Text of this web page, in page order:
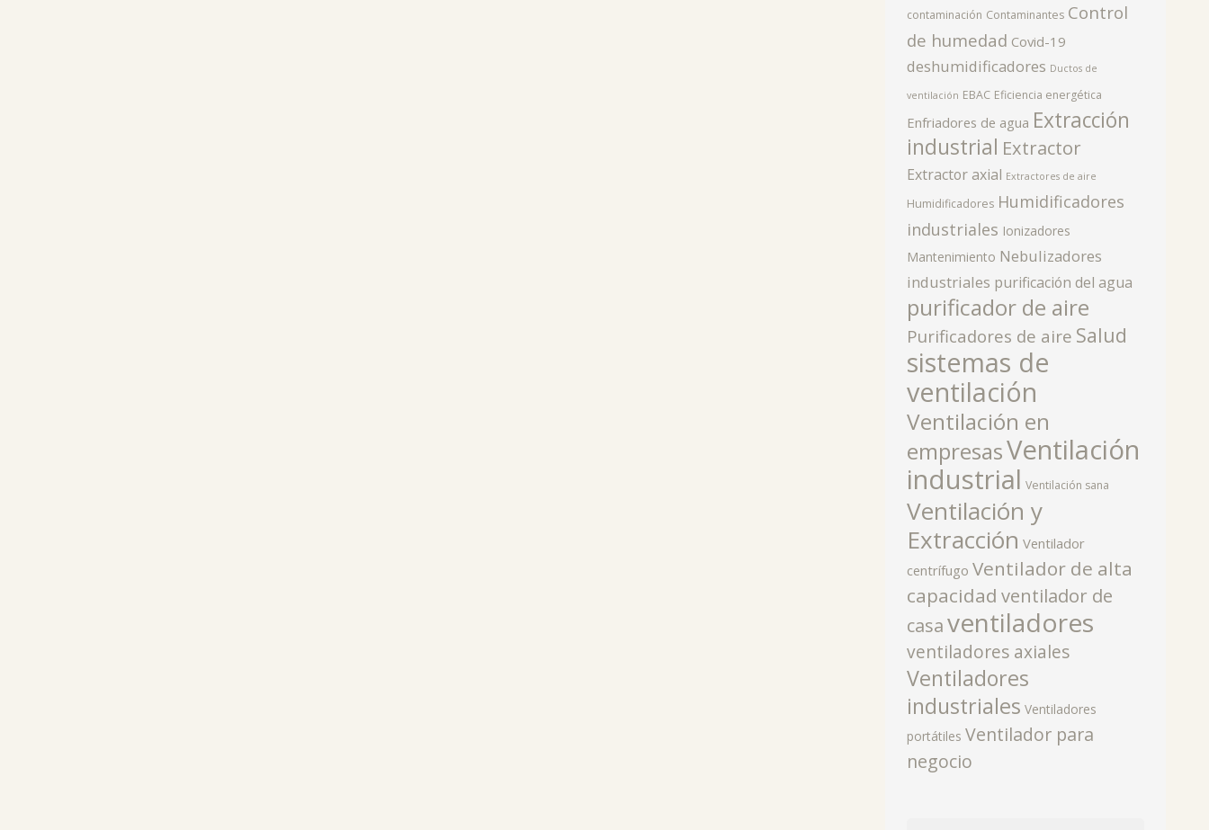
contaminación Contaminantes Control
de humedad Covid-19
deshumidificadores Ductos de
ventilación EBAC Eficiencia energética
Enfriadores de agua Extracción
industrial Extractor
Extractor axial Extractores de aire
Humidificadores Humidificadores
industriales Ionizadores
Mantenimiento Nebulizadores
industriales purificación del agua
purificador de aire
Purificadores de aire Salud
sistemas de
ventilación
Ventilación en
empresasVentilación
industrial Ventilación sana
Ventilación y
Extracción Ventilador
centrífugo Ventilador de alta
capacidad ventilador de
casaventiladores
ventiladores axiales
Ventiladores
industriales Ventiladores
portátiles Ventilador para
negocio